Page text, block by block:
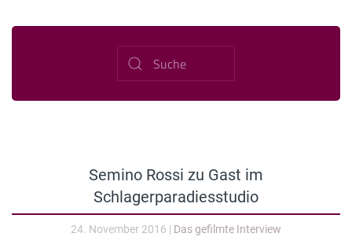
Semino Rossi zu Gast im
Schlagerparadiesstudio
24. November 2016 | Das gefilmte Interview